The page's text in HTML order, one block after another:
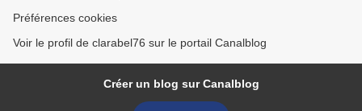
Préférences cookies
Voir le profil de clarabel76 sur le portail Canalblog
Créer un blog sur Canalblog